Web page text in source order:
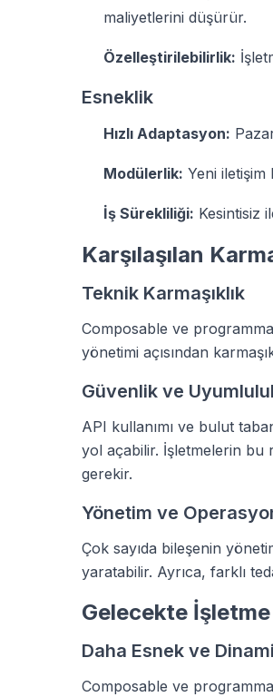
maliyetlerini düşürür.
Özelleştirilebilirlik:
Esneklik
Hızlı Adaptasyon:
Modülerlik: Yeni iletişim
İş Sürekliliği: Kesintisiz
Karşılaşılan
Teknik Karmaşıklık
Composable ve
yönetimi açısından
Güvenlik ve
API kullanımı ve bulut
yol açabilir. İşletmelerin bu
gerekir.
Yönetim ve
Çok sayıda bileşenin
yaratabilir. Ayrıca, farklı
Gelecekte
Daha Esnek ve
Composable ve